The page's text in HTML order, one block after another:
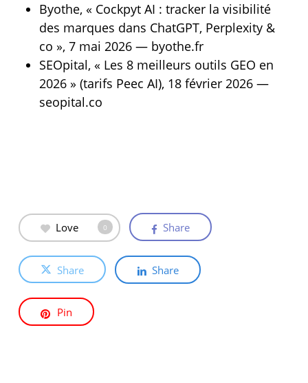
Byothe, « Cockpyt AI : tracker la visibilité
des marques dans ChatGPT, Perplexity &
co », 7 mai 2026 — byothe.fr
SEOpital, « Les 8 meilleurs outils GEO en
2026 » (tarifs Peec AI), 18 février 2026 —
seopital.co
Love 0 Share
Share Share
Pin